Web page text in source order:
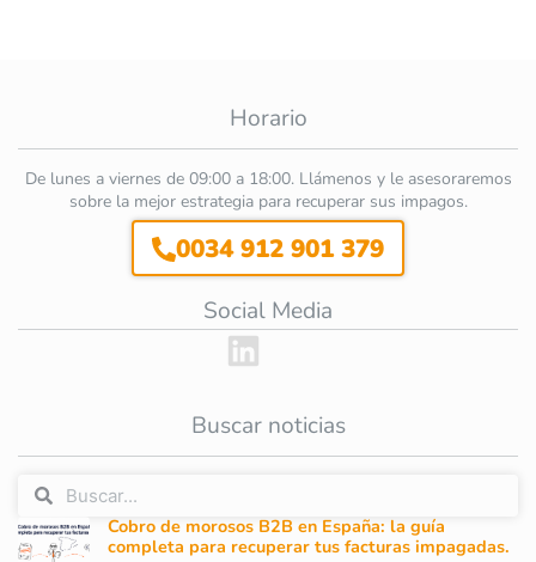
Horario
De lunes a viernes de 09:00 a 18:00. Llámenos y le asesoraremos
sobre la mejor estrategia para recuperar sus impagos.
0034 912 901 379
Social Media
Buscar noticias
Cobro de morosos B2B en España: la guía
completa para recuperar tus facturas impagadas.